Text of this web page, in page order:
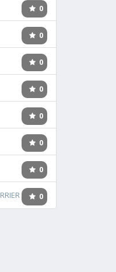
0
0
0
0
0
0
0
0